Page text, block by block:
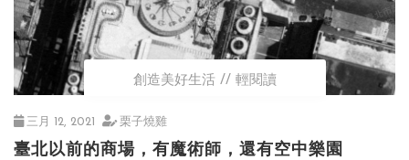
創造美好生活 輕閱讀
三月 12, 2021 栗子燒雞
臺北以前的商場，有魔術師，還有空中樂園